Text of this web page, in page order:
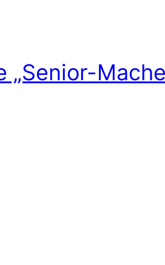
„Senior-